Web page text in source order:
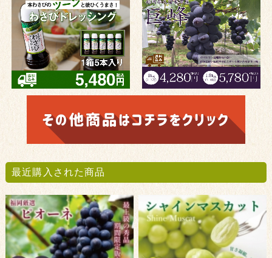
最近購入された商品